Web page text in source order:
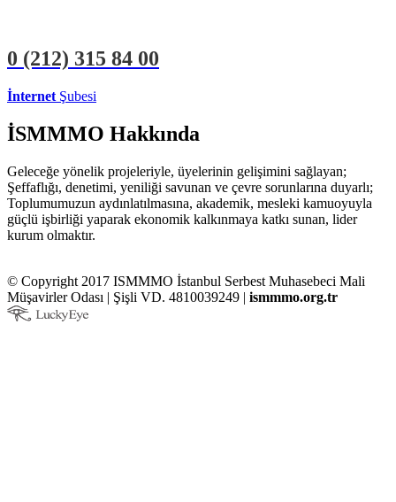
0 (212) 315 84 00
İnternet Şubesi
İSMMMO Hakkında
Geleceğe yönelik projeleriyle, üyelerinin gelişimini sağlayan;
Şeffaflığı, denetimi, yeniliği savunan ve çevre sorunlarına duyarlı;
Toplumumuzun aydınlatılmasına, akademik, mesleki kamuoyuyla
güçlü işbirliği yaparak ekonomik kalkınmaya katkı sunan, lider
kurum olmaktır.
© Copyright 2017 ISMMMO İstanbul Serbest Muhasebeci Mali
Müşavirler Odası | Şişli VD. 4810039249 | ismmmo.org.tr